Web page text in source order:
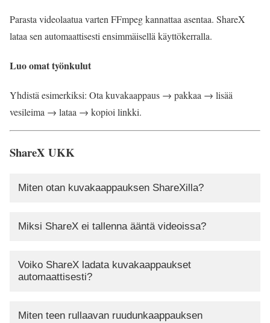
Parasta videolaatua varten FFmpeg kannattaa asentaa. ShareX
lataa sen automaattisesti ensimmäisellä käyttökerralla.
Luo omat työnkulut
Yhdistä esimerkiksi: Ota kuvakaappaus → pakkaa → lisää
vesileima → lataa → kopioi linkki.
ShareX UKK
Miten otan kuvakaappauksen ShareXilla?
Miksi ShareX ei tallenna ääntä videoissa?
Voiko ShareX ladata kuvakaappaukset
automaattisesti?
Miten teen rullaavan ruudunkaappauksen